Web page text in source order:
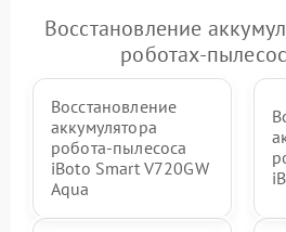
Восстановление
роботах-
Восстановление
аккумулятора
робота-пылесоса
iBoto Smart V720GW
Aqua